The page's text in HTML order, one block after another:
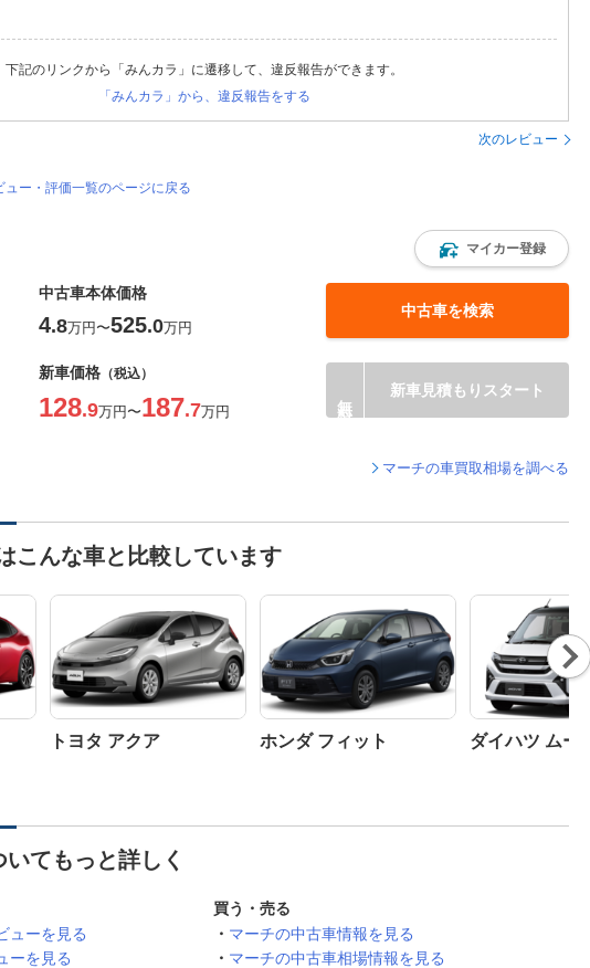
下記のリンクから「みんカラ」に遷移して、違反報告ができます。
「みんカラ」から、違反報告をする
次のレビュー
ュー・評価一覧のページに戻る
マイカー登録
中古車本体価格
4.8万円〜525.0万円
中古車を検索
新車価格 （税込）
128.9万円〜187.7万円
新車見積もりスタート
マーチの車買取相場を調べる
こんな車と比較しています
トヨタ アクア ホンダ フィット ダイハツ ムーヴ
Nex
t
てもっと詳しく
ューを見る
ーを見る
買う・売る
マーチの中古車情報を見る
マーチの中古車相場情報を見る